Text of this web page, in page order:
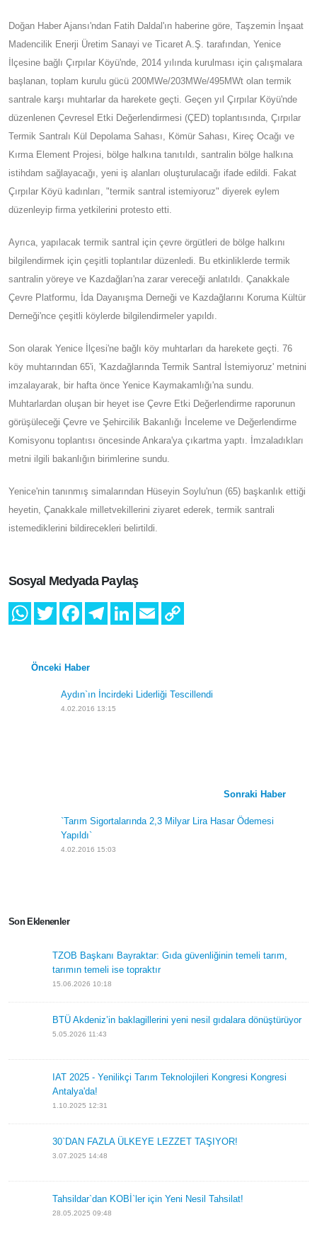
Doğan Haber Ajansı'ndan Fatih Daldal'ın haberine
göre, Taşzemin İnşaat Madencilik Enerji Üretim Sanayi ve Ticaret
A.Ş. tarafından, Yenice İlçesine bağlı Çırpılar Köyü'nde, 2014
yılında kurulması için çalışmalara başlanan, toplam kurulu gücü
200MWe/203MWe/495MWt olan termik santrale karşı muhtarlar
da harekete geçti. Geçen yıl Çırpılar Köyü'nde düzenlenen
Çevresel Etki Değerlendirmesi (ÇED) toplantısında, Çırpılar
Termik Santralı Kül Depolama Sahası, Kömür Sahası, Kireç Ocağı
ve Kırma Element Projesi, bölge halkına tanıtıldı, santralin bölge
halkına istihdam sağlayacağı, yeni iş alanları oluşturulacağı ifade
edildi. Fakat Çırpılar Köyü kadınları, "termik santral istemiyoruz"
Ayrıca, yapılacak termik santral için çevre örgütleri de bölge
halkını bilgilendirmek için çeşitli toplantılar düzenledi. Bu
etkinliklerde termik santralin yöreye ve Kazdağları'na zarar
vereceği anlatıldı. Çanakkale Çevre Platformu, İda Dayanışma
köylerde bilgilendirmeler yapıldı.
Son olarak Yenice İlçesi'ne bağlı köy muhtarları da harekete
geçti. 76 köy muhtarından 65'i, 'Kazdağlarında Termik Santral
İstemiyoruz' metnini imzalayarak, bir hafta önce Yenice
Kaymakamlığı'na sundu. Muhtarlardan oluşan bir heyet ise Çevre
Etki Değerlendirme raporunun görüşüleceği Çevre ve Şehircilik
öncesinde Ankara'ya çıkartma yaptı. İmzaladıkları metni ilgili
bakanlığın birimlerine sundu.
termik santrali istemediklerini bildirecekleri belirtildi.
Son Eklenenler
TZOB Başkanı Bayraktar: Gıda güvenliğinin temeli tarım,
tarımın temeli ise topraktır
15.06.2026 10:18
BTÜ Akdeniz’in baklagillerini yeni nesil gıdalara
dönüştürüyor
5.05.2026 11:43
IAT 2025 - Yenilikçi Tarım Teknolojileri Kongresi Kongresi
Antalya'da!
30`DAN FAZLA ÜLKEYE LEZZET TAŞIYOR!
3.07.2025 14:48